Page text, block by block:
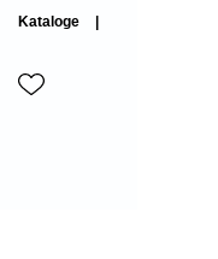
Kataloge